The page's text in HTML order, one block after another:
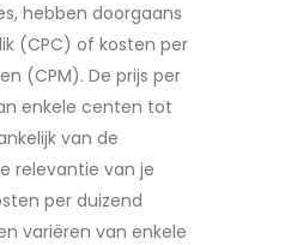
hebben doorgaans
(CPC) of kosten per
(CPM). De prijs per
enkele centen tot
van de
relevantie van je
per duizend
variëren van enkele